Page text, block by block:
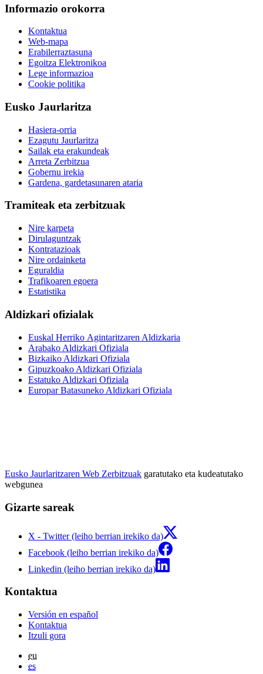
Informazio orokorra
Kontaktua
Web-mapa
Erabilerraztasuna
Egoitza Elektronikoa
Lege informazioa
Cookie politika
Eusko Jaurlaritza
Hasiera-orria
Ezagutu Jaurlaritza
Sailak eta erakundeak
Arreta Zerbitzua
Gobernu irekia
Gardena, gardetasunaren ataria
Tramiteak eta zerbitzuak
Nire karpeta
Dirulaguntzak
Kontratazioak
Nire ordainketa
Eguraldia
Trafikoaren egoera
Estatistika
Aldizkari ofizialak
Euskal Herriko Agintaritzaren Aldizkaria
Arabako Aldizkari Ofiziala
Bizkaiko Aldizkari Ofiziala
Gipuzkoako Aldizkari Ofiziala
Estatuko Aldizkari Ofiziala
Europar Batasuneko Aldizkari Ofiziala
Eusko Jaurlaritzaren Web Zerbitzuak garatutako eta kudeatutako
webgunea
Gizarte sareak
X - Twitter (leiho berrian irekiko da)
Facebook (leiho berrian irekiko da)
Linkedin (leiho berrian irekiko da)
Kontaktua
Versión en español
Kontaktua
Itzuli gora
eu
es